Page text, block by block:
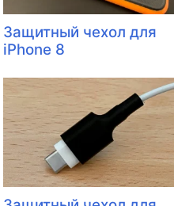
Защитный чехол для
iPhone 8